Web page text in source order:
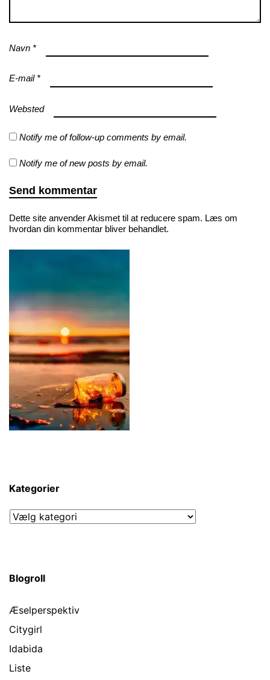
Navn *
E-mail *
Websted
Notify me of follow-up comments by email.
Notify me of new posts by email.
Dette site anvender Akismet til at reducere spam. Læs om
hvordan din kommentar bliver behandlet.
Kategorier
Kategorier
Blogroll
Æselperspektiv
Citygirl
Idabida
Liste